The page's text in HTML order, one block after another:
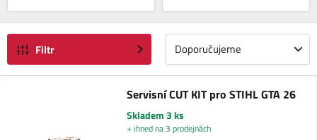
Filtr Doporučujeme
Servisní CUT KIT pro STIHL GTA 26
Skladem 3 ks
+ ihned na 3 prodejnách